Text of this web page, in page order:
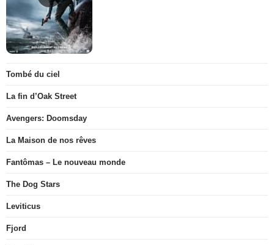
Tombé du ciel
La fin d’Oak Street
Avengers: Doomsday
La Maison de nos rêves
Fantômas – Le nouveau monde
The Dog Stars
Leviticus
Fjord